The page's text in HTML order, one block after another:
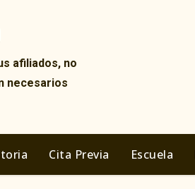
afiliados, no
necesarios
Cita Previa Escuela